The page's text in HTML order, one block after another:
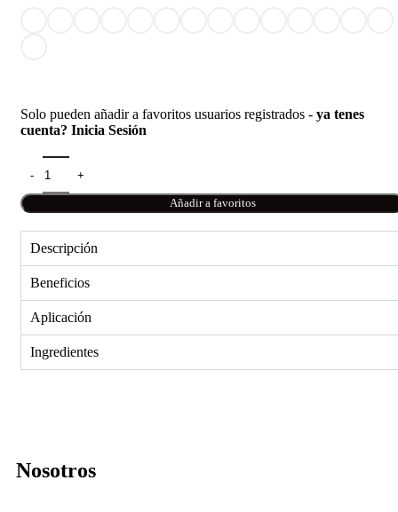
Solo pueden añadir a favoritos usuarios registrados - ya tenes
cuenta? Inicia Sesión
Añadir a favoritos
Descripción
Beneficios
Aplicación
Ingredientes
Nosotros